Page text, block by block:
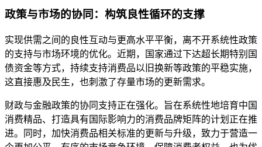
政策与市场的协同：构筑良性循环的支撑
实现供需之间的良性互动与更高水平平衡，离不开系统性政策
的支持与市场环境的优化。近期，国家通过下达超长期特别国
债资金等方式，持续支持消费品以旧换新等政策的平稳实施，
这直接惠及民生，也刺激了存量市场的更新需求。
财政与金融政策的协同支持正在强化。旨在系统性地培育中国
消费精品、打造具有国际影响力的消费品牌矩阵的计划正在推
进。同时，加快消费品相关标准的更新与升级，致力于营造一